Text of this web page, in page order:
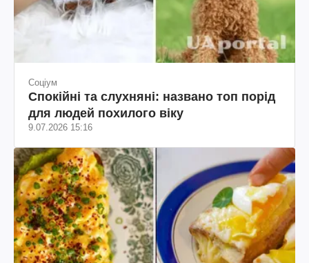
Соціум
Спокійні та слухняні: названо топ порід
для людей похилого віку
9.07.2026 15:16